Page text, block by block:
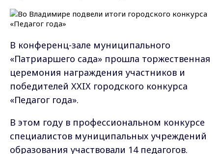
В конференц-зале муниципального
«Патриаршего сада» прошла торжественная
церемония награждения участников и
победителей XXIX городского конкурса
«Педагог года».
В этом году в профессиональном конкурсе
специалистов муниципальных учреждений
образования участвовали 14 педагогов.